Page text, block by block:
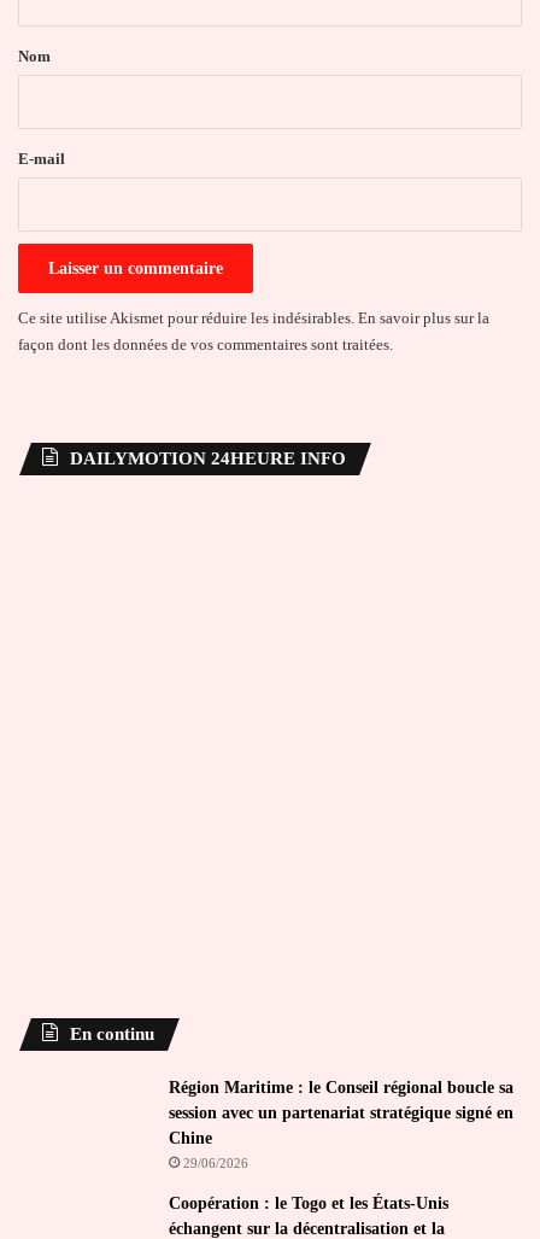
a
e
Nom
E-mail
Ce site utilise Akismet pour réduire les indésirables. En savoir plus sur la
façon dont les données de vos commentaires sont traitées
DAILYMOTION 24HEURE INFO
En continu
Région Maritime : le Conseil régional boucle sa
session avec un partenariat stratégique signé en
Chine
29/06/2026
Coopération : le Togo et les États-Unis
échangent sur la décentralisation et la